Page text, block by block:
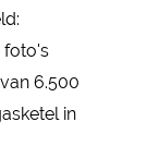
foto's
6.500
in